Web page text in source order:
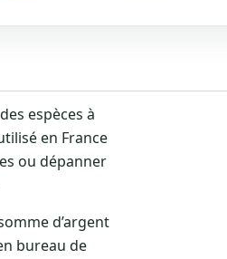
espèces à
en France
ou dépanner
d’argent
bureau de